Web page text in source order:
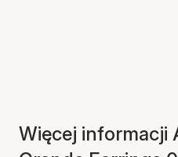
Więcej informacji